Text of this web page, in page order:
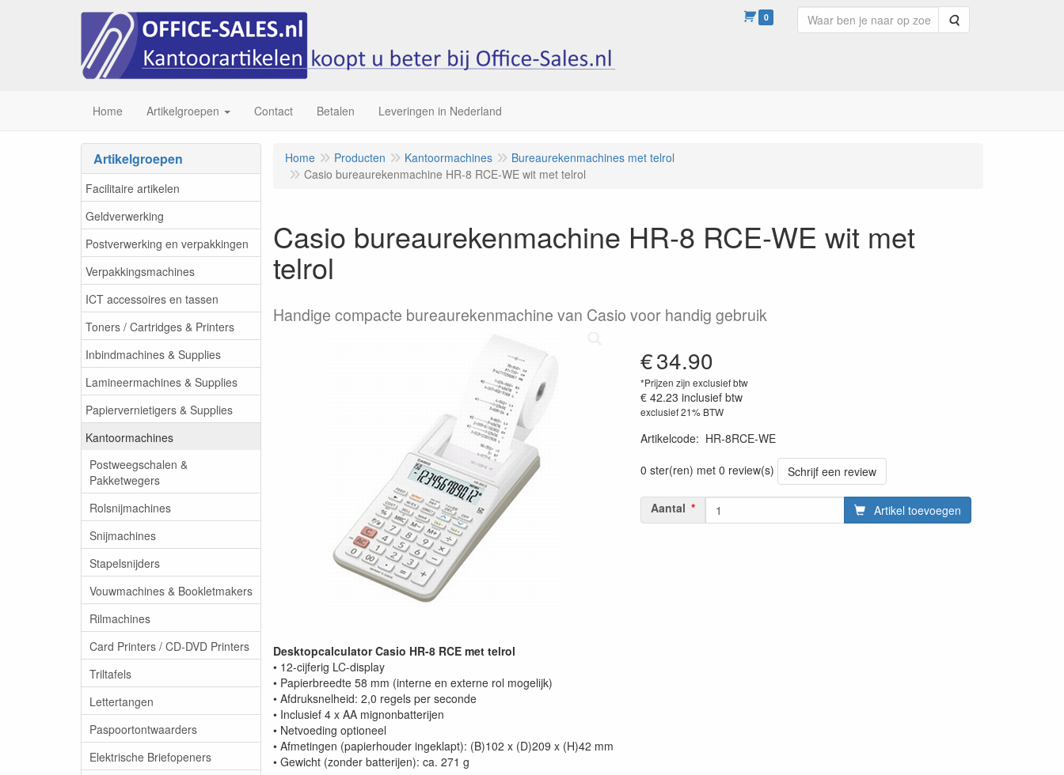
0 Zoeken
Home Artikelgroepen Contact Betalen Leveringen in Nederland
Artikelgroepen
Facilitaire artikelen
Geldverwerking
Postverwerking en verpakkingen
Verpakkingsmachines
ICT accessoires en tassen
Toners / Cartridges & Printers
Inbindmachines & Supplies
Lamineermachines & Supplies
Papiervernietigers & Supplies
Kantoormachines
Postweegschalen &
Pakketwegers
Rolsnijmachines
Snijmachines
Stapelsnijders
Vouwmachines & Bookletmakers
Rilmachines
Card Printers / CD-DVD Printers
Triltafels
Lettertangen
Paspoortontwaarders
Elektrische Briefopeners
Home Producten Kantoormachines
Bureaurekenmachines met telrol
Casio bureaurekenmachine HR-8 RCE-WE wit met telrol
Casio bureaurekenmachine HR-8 RCE-WE wit met
telrol
Handige compacte bureaurekenmachine van Casio voor handig gebruik
€34.90
*Prijzen zijn exclusief btw
€ 42.23 inclusief btw
exclusief 21% BTW
Artikelcode: HR-8RCE-WE
0 ster(ren) met 0 review(s)
Schrijf een review
Aantal Artikel toevoegen
Desktopcalculator Casio HR-8 RCE met telrol
• 12-cijferig LC-display
• Papierbreedte 58 mm (interne en externe rol mogelijk)
• Afdruksnelheid: 2,0 regels per seconde
• Inclusief 4 x AA mignonbatterijen
• Netvoeding optioneel
• Afmetingen (papierhouder ingeklapt): (B)102 x (D)209 x (H)42 mm
• Gewicht (zonder batterijen): ca. 271 g